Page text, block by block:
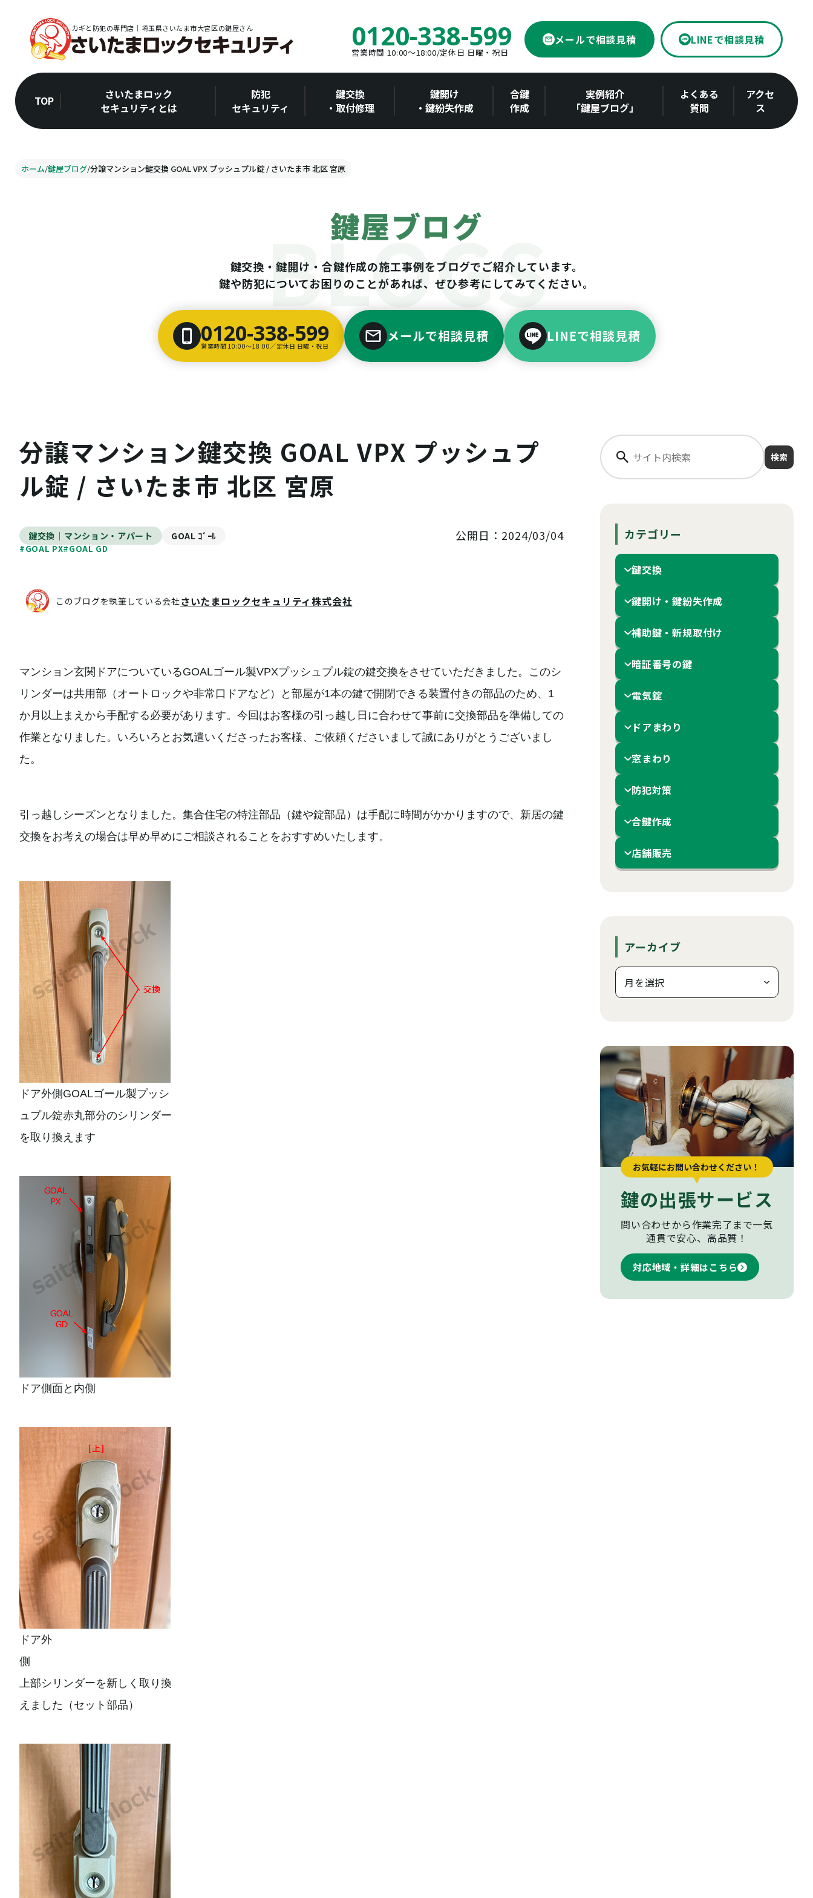
カギと防犯の専門店｜埼玉県さいたま市大宮区の鍵屋さん 0120-338-599
営業時間 10:00～18:00/定休日 日曜・祝日
メールで相談見積 LINEで相談見積
TOP
さいたまロック
セキュリティとは
防犯
セキュリティ
鍵交換
・取付修理
鍵開け
・鍵紛失作成
合鍵
作成
実例紹介
「鍵屋ブログ」
よくある
質問
アクセ
ス
ホーム/鍵屋ブログ/分譲マンション鍵交換 GOAL VPX プッシュプル錠 / さいたま市 北区 宮原
鍵屋ブログ
鍵交換・鍵開け・合鍵作成の施工事例をブログでご紹介しています。
鍵や防犯についてお困りのことがあれば、ぜひ参考にしてみてください。
0120-338-599
営業時間 10:00〜18:00／定休日 日曜・祝日
メールで相談見積 LINEで相談見積
分譲マンション鍵交換 GOAL VPX プッシュプ
ル錠 / さいたま市 北区 宮原
鍵交換｜マンション・アパート GOAL ｺﾞｰﾙ
#GOAL PX#GOAL GD
公開日：2024/03/04
このブログを執筆している会社さいたまロックセキュリティ株式会社
マンション玄関ドアについているGOALゴール製VPXプッシュプル錠の鍵交換をさせていただきました。このシ
リンダーは共用部（オートロックや非常口ドアなど）と部屋が1本の鍵で開閉できる装置付きの部品のため、1
か月以上まえから手配する必要があります。今回はお客様の引っ越し日に合わせて事前に交換部品を準備しての
作業となりました。いろいろとお気遣いくださったお客様、ご依頼くださいまして誠にありがとうございまし
た。
引っ越しシーズンとなりました。集合住宅の特注部品（鍵や錠部品）は手配に時間がかかりますので、新居の鍵
交換をお考えの場合は早め早めにご相談されることをおすすめいたします。
ドア外側GOALゴール製プッシ
ュプル錠赤丸部分のシリンダー
を取り換えます
ドア側面と内側
ドア外
側
上部シリンダーを新しく取り換
えました（セット部品）
検索
カテゴリー
鍵交換
鍵開け・鍵紛失作成
補助鍵・新規取付け
暗証番号の鍵
電気錠
ドアまわり
窓まわり
防犯対策
合鍵作成
店舗販売
アーカイブ
お気軽にお問い合わせください！
鍵の出張サービス
問い合わせから作業完了まで一気
通貫で安心、高品質！
対応地域・詳細はこちら